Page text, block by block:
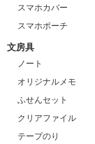
スマホカバー
スマホポーチ
文房具
ノート
オリジナルメモ
ふせんセット
クリアファイル
テープのり